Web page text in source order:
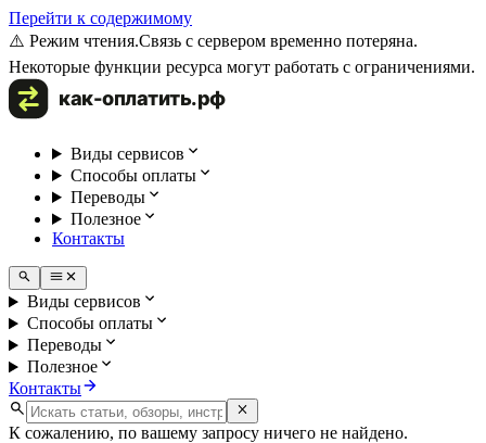
Перейти к содержимому
⚠️ Режим чтения.Связь с сервером временно потеряна.
Некоторые функции ресурса могут работать с ограничениями.
Виды сервисов
Способы оплаты
Переводы
Полезное
Контакты
Виды сервисов
Способы оплаты
Переводы
Полезное
Контакты
К сожалению, по вашему запросу ничего не найдено.